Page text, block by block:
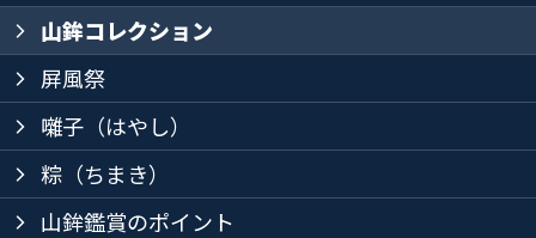
arrow_forward_ios 山鉾コレクション
arrow_forward_ios 屏風祭
arrow_forward_ios 囃子（はやし）
arrow_forward_ios 粽（ちまき）
arrow_forward_ios 山鉾鑑賞のポイント